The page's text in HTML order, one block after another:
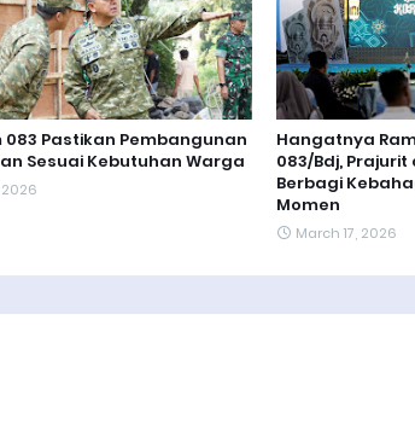
083 Pastikan Pembangunan
Sesuai Kebutuhan Warga
2026
Hangatnya
083/Bdj,
Berbagi
Momen
March 17, 2026